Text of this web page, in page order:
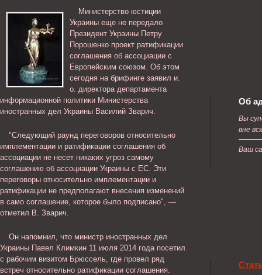
Министерство юстиции
Украины еще не передало
Президент Украины Петру
Порошенко проект ратификации
соглашения об ассоциации с
Европейским союзом. Об этом
сегодня на брифинге заявил и.
о. директора департамента
информационной политики Министерства
иностранных дел Украины Василий Зварич.
"Следующий раунд переговоров относительно
имплементации и ратификации соглашения об
ассоциации не несет никаких угроз самому
соглашению об ассоциации Украины с ЕС. Эти
переговоры относительно имплементации и
ратификации не предполагают внесения изменений
в само соглашение, которое было подписано", —
отметил В. Зварич.
Он напомнил, что министр иностранных дел
Украины Павел Климкин 11 июля 2014 года посетил
с рабочим визитом Брюссель, где провел ряд
встреч относительно ратификации соглашения.
Об
Вы
вне
Ваш